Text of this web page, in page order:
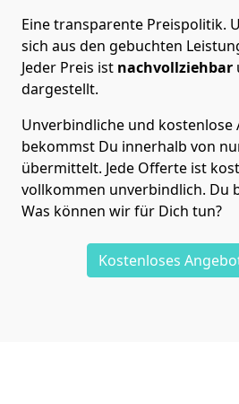
Eine transparente Preispolitik.
sich aus den gebuchten
Jeder Preis ist nachvollziehbar
dargestellt.
Unverbindliche und kostenlose
bekommst Du innerhalb von
übermittelt. Jede Offerte ist
vollkommen unverbindlich. Du
Was können wir für Dich tun?
Kostenloses